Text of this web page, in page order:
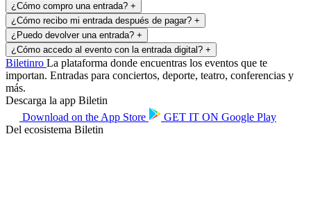
¿Cómo compro una entrada? +
¿Cómo recibo mi entrada después de pagar? +
¿Puedo devolver una entrada? +
¿Cómo accedo al evento con la entrada digital? +
Biletinro La plataforma donde encuentras los eventos que te
importan. Entradas para conciertos, deporte, teatro, conferencias y
más.
Descarga la app Biletin
Download on the App Store GET IT ON Google Play
Del ecosistema Biletin